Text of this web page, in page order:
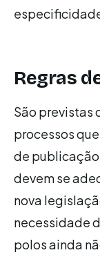
Regras
São previstas
processos
de
devem se
nova
necessidade
polos ainda